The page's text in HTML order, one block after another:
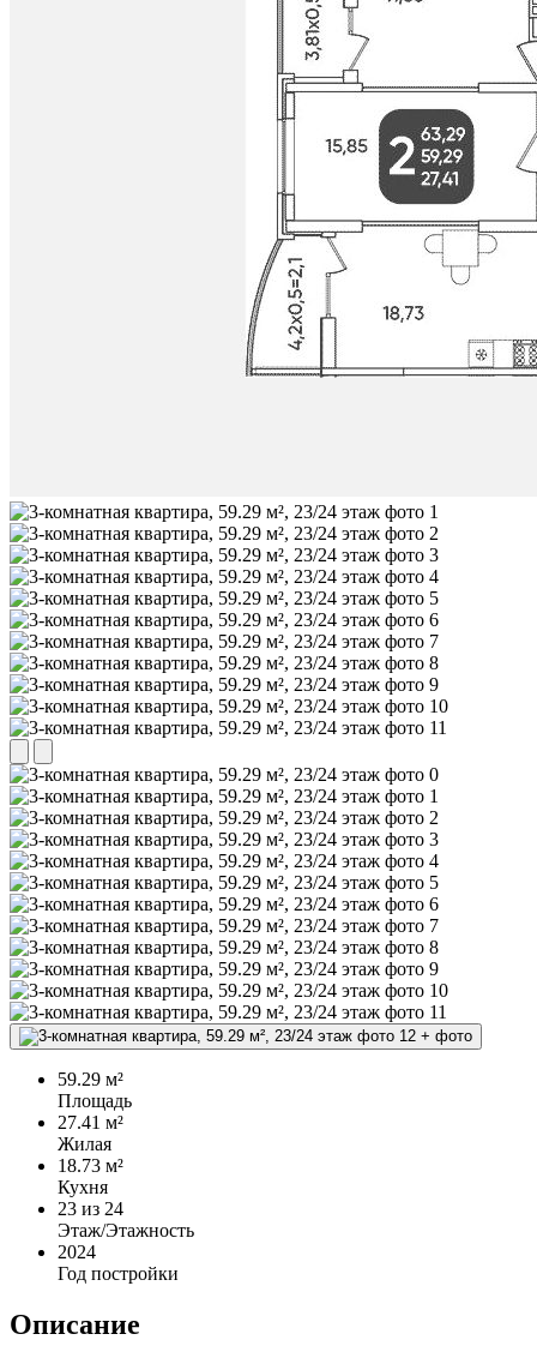
+ фото
59.29 м²
Площадь
27.41 м²
Жилая
18.73 м²
Кухня
23 из 24
Этаж/Этажность
2024
Год постройки
Описание